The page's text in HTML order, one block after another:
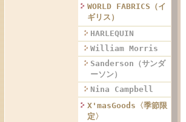
WORLD FABRICS（イ
ギリス）
HARLEQUIN
William Morris
Sanderson（サンダ
ーソン）
Nina Campbell
X'masGoods〈季節限
定〉